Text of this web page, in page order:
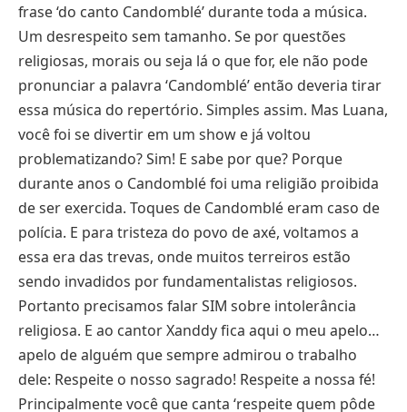
frase ‘do canto Candomblé’ durante toda a música.
Um desrespeito sem tamanho. Se por questões
religiosas, morais ou seja lá o que for, ele não pode
pronunciar a palavra ‘Candomblé’ então deveria tirar
essa música do repertório. Simples assim. Mas Luana,
você foi se divertir em um show e já voltou
problematizando? Sim! E sabe por que? Porque
durante anos o Candomblé foi uma religião proibida
de ser exercida. Toques de Candomblé eram caso de
polícia. E para tristeza do povo de axé, voltamos a
essa era das trevas, onde muitos terreiros estão
sendo invadidos por fundamentalistas religiosos.
Portanto precisamos falar SIM sobre intolerância
religiosa. E ao cantor Xanddy fica aqui o meu apelo…
apelo de alguém que sempre admirou o trabalho
dele: Respeite o nosso sagrado! Respeite a nossa fé!
Principalmente você que canta ‘respeite quem pôde